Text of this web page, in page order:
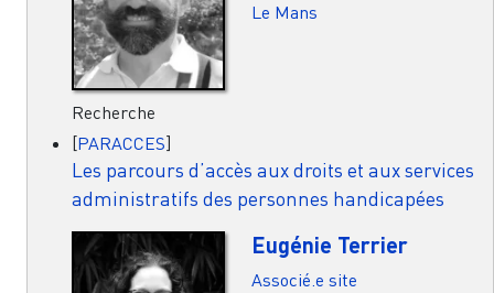
Le Mans
Recherche
[PARACCES]
Les parcours d’accès aux droits et aux services
administratifs des personnes handicapées
Eugénie Terrier
Associé.e site